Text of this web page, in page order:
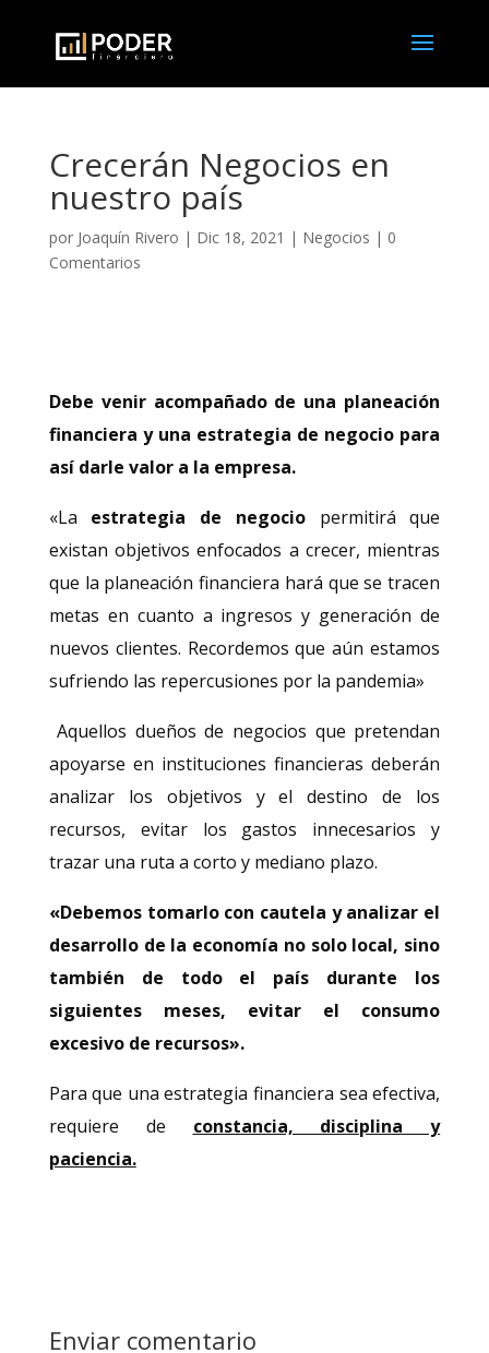
Crecerán Negocios en
nuestro país
por Joaquín Rivero | Dic 18, 2021 | Negocios | 0
Comentarios
Debe venir acompañado de una planeación
financiera y una estrategia de negocio para
así darle valor a la empresa.
«La estrategia de negociopermitirá que
existan objetivos enfocados a crecer, mientras
que la planeación financiera hará que se tracen
metas en cuanto a ingresos y generación de
nuevos clientes. Recordemos que aún estamos
sufriendo las repercusiones por la pandemia»
Aquellos dueños de negocios que pretendan
apoyarse en instituciones financieras deberán
analizar los objetivos y el destino de los
recursos, evitar los gastos innecesarios y
trazar una ruta a corto y mediano plazo.
«Debemos tomarlo con cautela y analizar el
desarrollo de la economía no solo local, sino
también de todo el país durante los
siguientes meses, evitar el consumo
excesivo de recursos».
Para que una estrategia financiera sea efectiva,
requiere de constancia, disciplina y
paciencia.
Enviar comentario